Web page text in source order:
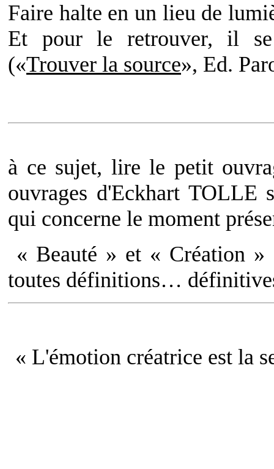
Faire halte en un lieu de
Et pour le retrouver, il
(«Trouver la source», Ed.
à ce sujet, lire le petit
ouvrages d'Eckhart TOLLE
qui concerne le moment
« Beauté » et « Création »
toutes définitions…
« L'émotion créatrice est la